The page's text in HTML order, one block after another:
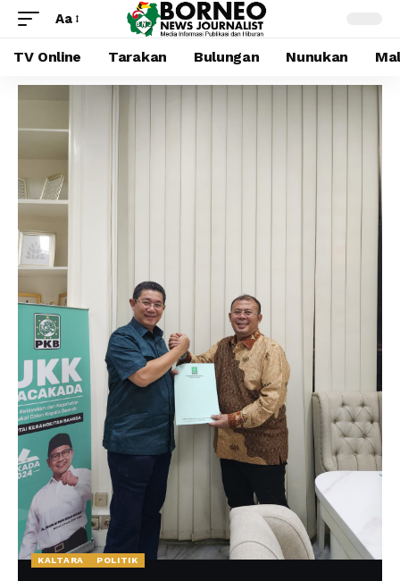
Aa
TV Online Tarakan Bulungan Nunukan
KALTARA POLITIK